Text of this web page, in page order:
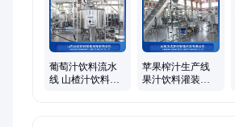
线机、夹层锅、猪血块、绕线机、绞碎机
葡萄汁饮料流水
线 山楂汁饮料杀
苹果榨汁生产线
果汁饮料灌装设